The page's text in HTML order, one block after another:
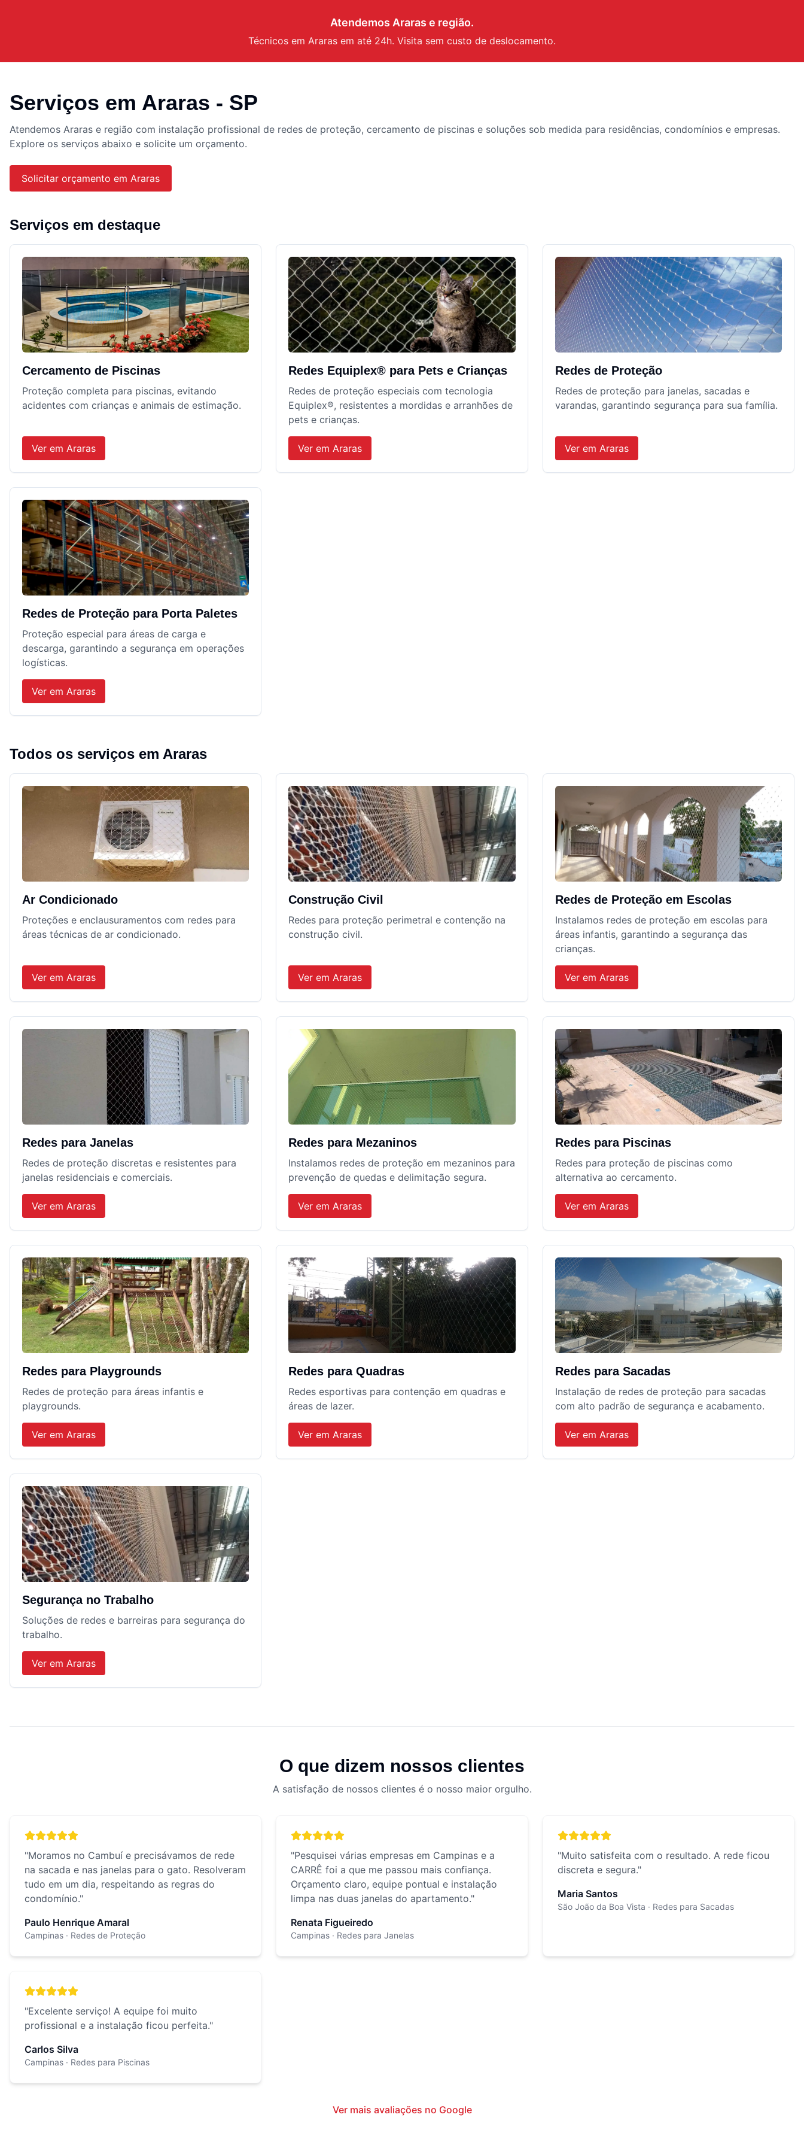
Atendemos Araras e região.
Técnicos em Araras em até 24h. Visita sem custo de deslocamento.
Serviços em Araras - SP
Atendemos Araras e região com instalação profissional de redes de proteção, cercamento de piscinas e soluções sob medida para residências, condomínios e empresas.
Explore os serviços abaixo e solicite um orçamento.
Solicitar orçamento em Araras
Serviços em destaque
Cercamento de Piscinas
Proteção completa para piscinas, evitando
acidentes com crianças e animais de estimação.
Ver em Araras
Redes Equiplex® para Pets e Crianças
Redes de proteção especiais com tecnologia
Equiplex®, resistentes a mordidas e arranhões de
pets e crianças.
Ver emAraras
Redes de Proteção
Redes de proteção para janelas, sacadas e
varandas, garantindo segurança para sua família.
Ver em Araras
Redes de Proteção para Porta Paletes
Proteção especial para áreas de carga e
descarga, garantindo a segurança em operações
logísticas.
Ver em Araras
Todos os serviços em Araras
Ar Condicionado
Proteções e enclausuramentos com redes para
áreas técnicas de ar condicionado.
Ver em Araras
Construção Civil
Redes para proteção perimetral e contenção na
construção civil.
Ver emAraras
Redes de Proteção em Escolas
Instalamos redes de proteção em escolas para
áreas infantis, garantindo a segurança das
crianças.
Ver em Araras
Redes para Janelas
Redes de proteção discretas e resistentes para
janelas residenciais e comerciais.
Ver em Araras
Redes para Mezaninos
Instalamos redes de proteção em mezaninos para
prevenção de quedas e delimitação segura.
Ver emAraras
Redes para Piscinas
Redes para proteção de piscinas como
alternativa ao cercamento.
Ver em Araras
Redes para Playgrounds
Redes de proteção para áreas infantis e
playgrounds.
Ver em Araras
Redes para Quadras
Redes esportivas para contenção em quadras e
áreas de lazer.
Ver emAraras
Redes para Sacadas
Instalação de redes de proteção para sacadas
com alto padrão de segurança e acabamento.
Ver em Araras
Segurança no Trabalho
Soluções de redes e barreiras para segurança do
trabalho.
Ver em Araras
O que dizem nossos clientes
A satisfação de nossos clientes é o nosso maior orgulho.
"Moramos no Cambuí e precisávamos de rede
na sacada e nas janelas para o gato. Resolveram
tudo em um dia, respeitando as regras do
condomínio."
Paulo Henrique Amaral
Campinas · Redes de Proteção
"Pesquisei várias empresas em Campinas e a
CARRÊ foi a que me passou mais confiança.
Orçamento claro, equipe pontual e instalação
limpa nas duas janelas do apartamento."
Renata Figueiredo
Campinas · Redes para Janelas
"Muito satisfeita com o resultado. A rede ficou
discreta e segura."
Maria Santos
São João da Boa Vista · Redes para Sacadas
"Excelente serviço! A equipe foi muito
profissional e a instalação ficou perfeita."
Carlos Silva
Campinas · Redes para Piscinas
Ver mais avaliações no Google